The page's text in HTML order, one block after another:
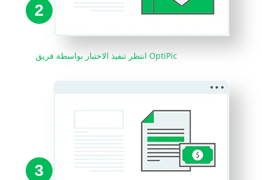
2
انتظر تنفيذ الاختبار بواسطة فريق OptiPic
3